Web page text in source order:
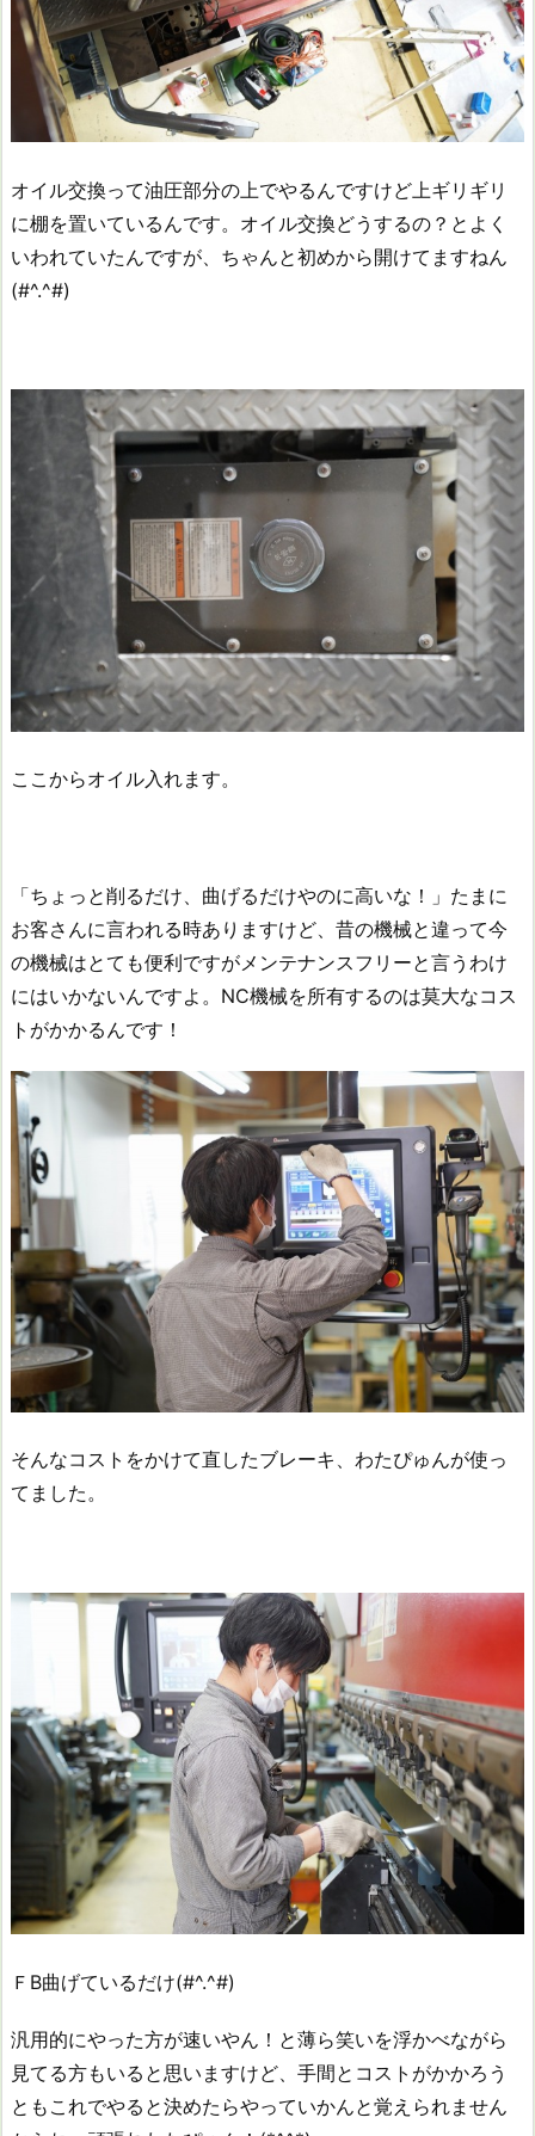
オイル交換って油圧部分の上でやるんですけど上ギリギリ
に棚を置いているんです。オイル交換どうするの？とよく
いわれていたんですが、ちゃんと初めから開けてますねん
(#^.^#)
ここからオイル入れます。
「ちょっと削るだけ、曲げるだけやのに高いな！」たまに
お客さんに言われる時ありますけど、昔の機械と違って今
の機械はとても便利ですがメンテナンスフリーと言うわけ
にはいかないんですよ。NC機械を所有するのは莫大なコス
トがかかるんです！
そんなコストをかけて直したブレーキ、わたぴゅんが使っ
てました。
ＦB曲げているだけ(#^.^#)
汎用的にやった方が速いやん！と薄ら笑いを浮かべながら
見てる方もいると思いますけど、手間とコストがかかろう
ともこれでやると決めたらやっていかんと覚えられません